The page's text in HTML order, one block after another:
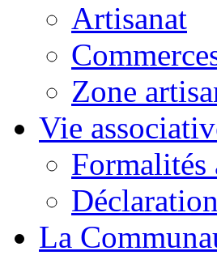
Artisanat
Zone
Vie
Formalités
La